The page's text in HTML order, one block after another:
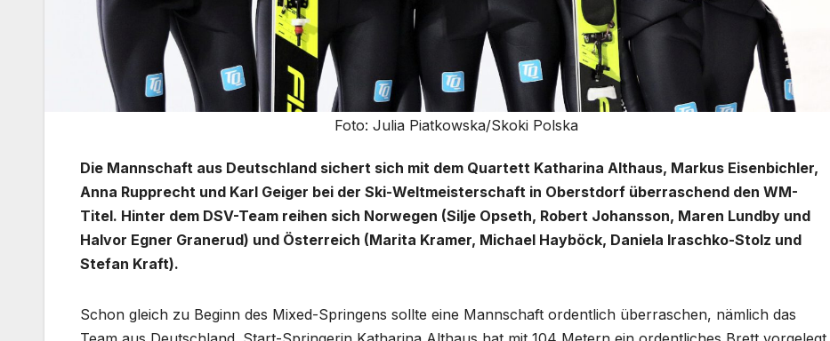
Foto: Julia Piatkowska/Skoki Polska
Die Mannschaft aus Deutschland sichert sich mit dem Quartett Katharina Althaus, Markus Eisenbichler,
Anna Rupprecht und Karl Geiger bei der Ski-Weltmeisterschaft in Oberstdorf überraschend den WM-
Titel. Hinter dem DSV-Team reihen sich Norwegen (Silje Opseth, Robert Johansson, Maren Lundby und
Halvor Egner Granerud) und Österreich (Marita Kramer, Michael Hayböck, Daniela Iraschko-Stolz und
Stefan Kraft).
Schon gleich zu Beginn des Mixed-Springens sollte eine Mannschaft ordentlich überraschen, nämlich das